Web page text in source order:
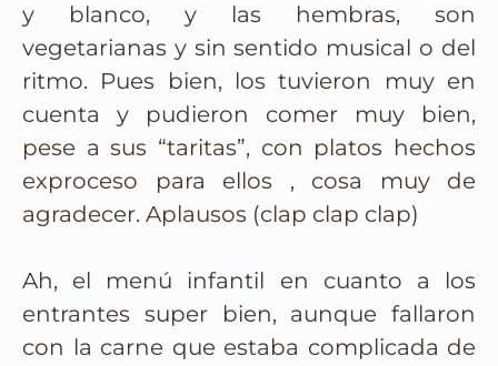
y blanco, y las hembras, son
vegetarianas y sin sentido musical o del
ritmo. Pues bien, los tuvieron muy en
cuenta y pudieron comer muy bien,
pese a sus “taritas”, con platos hechos
exproceso para ellos , cosa muy de
agradecer. Aplausos (clap clap clap)
Ah, el menú infantil en cuanto a los
entrantes super bien, aunque fallaron
con la carne que estaba complicada de